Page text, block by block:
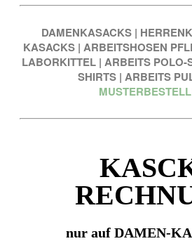
DAMENKASACKS |
KASACKS | ARBEITSHOSEN
LABORKITTEL | ARBEITS POLO-
SHIRTS | ARBEITS
nur auf DAMEN-